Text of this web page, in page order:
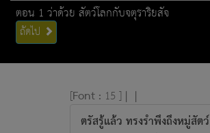
ตอน 1 ว่าด้วย สัตว์โลกกับจตุราริยสัจ
ถัดไป
[Font : 15 ] | |
ตรัสรู้แล้ว ทรงรำพึงถึงหมู่สัตว์